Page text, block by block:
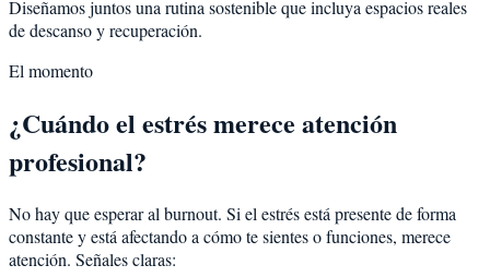
Diseñamos juntos una rutina sostenible que incluya espacios reales
de descanso y recuperación.
El momento
¿Cuándo el estrés merece atención
profesional?
No hay que esperar al burnout. Si el estrés está presente de forma
constante y está afectando a cómo te sientes o funciones, merece
atención. Señales claras: